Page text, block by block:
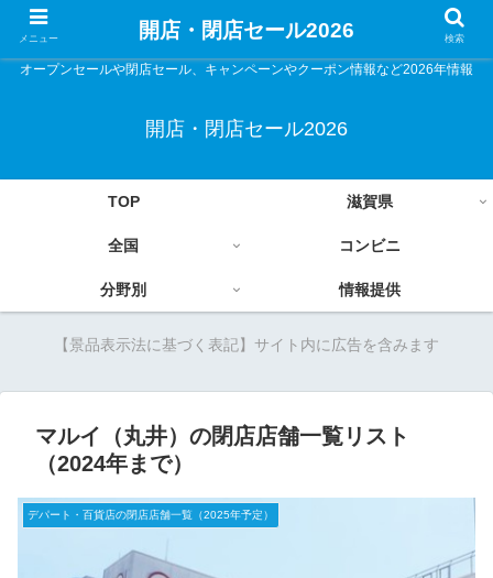
オープンセールや閉店セール、キャンペーンやクーポン情報など2026年情報
開店・閉店セール2026
TOP 滋賀県
全国 コンビニ
分野別 情報提供
【景品表示法に基づく表記】サイト内に広告を含みます
マルイ（丸井）の閉店店舗一覧リスト
（2024年まで）
デパート・百貨店の閉店店舗一覧（2025年予定）
メニュー 開店・閉店セール2026 検索